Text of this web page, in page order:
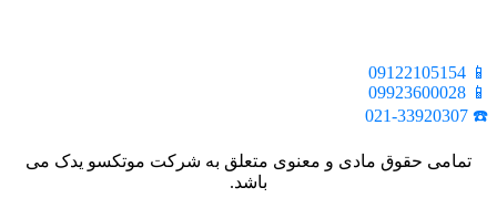
📱 09122105154
📱 09923600028
☎️ 021-33920307
تمامی حقوق مادی و معنوی متعلق به شرکت موتکسو یدک می
باشد.